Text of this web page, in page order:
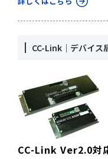
CC-Link｜デバイス
CC-Link Ver2.0対